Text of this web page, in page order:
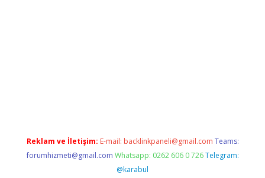
Reklam ve İletişim: E-mail: backlinkpaneli@gmail.com Teams:
forumhizmeti@gmail.com Whatsapp: 0262 606 0 726 Telegram:
@karabul